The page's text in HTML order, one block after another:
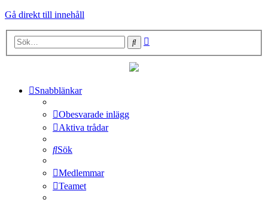
Gå direkt till innehåll
Sök
Snabblänkar
Obesvarade inlägg
Aktiva trådar
Sök
Medlemmar
Teamet